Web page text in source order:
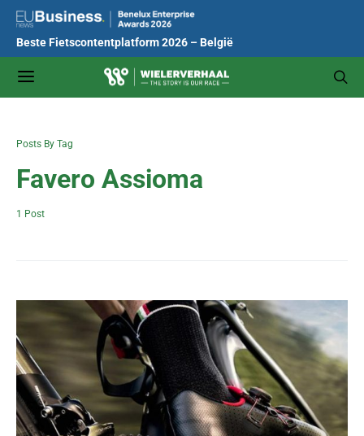
Beste Fietscontentplatform 2026 – België
Posts By Tag
Favero Assioma
1 Post